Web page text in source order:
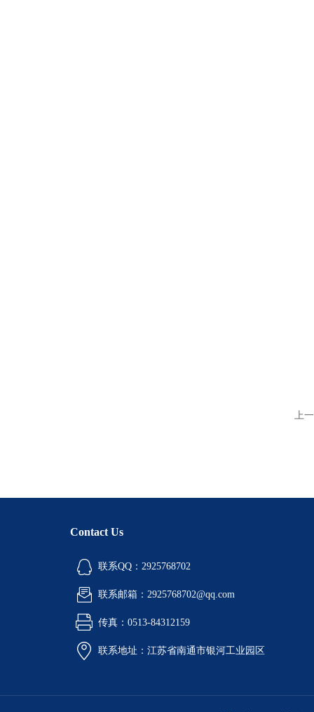
上
Contact Us
联系QQ：2925768702
联系邮箱：2925768702@qq.com
传真：0513-84312159
联系地址：江苏省南通市银河工业园区